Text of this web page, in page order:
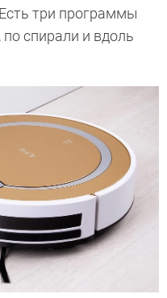
три программы
спирали и вдоль